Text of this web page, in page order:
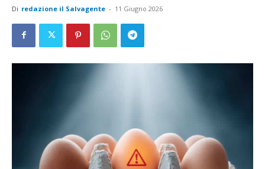
Di redazione il Salvagente - 11 Giugno 2026